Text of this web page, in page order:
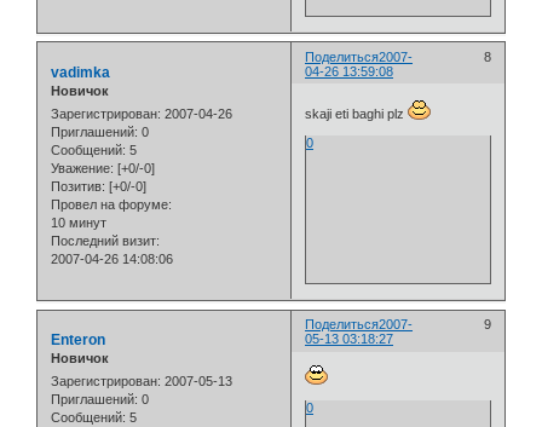
Поделиться 8
2007-
04-26 13:59:08
vadimka
Новичок
Зарегистрирован: 2007-04-26
Приглашений: 0
Сообщений: 5
Уважение: [+0/-0]
Позитив: [+0/-0]
Провел на форуме:
10 минут
Последний визит:
2007-04-26 14:08:06
skaji eti baghi plz
0
Поделиться 9
2007-
05-13 03:18:27
Enteron
Новичок
Зарегистрирован: 2007-05-13
Приглашений: 0
Сообщений: 5
0